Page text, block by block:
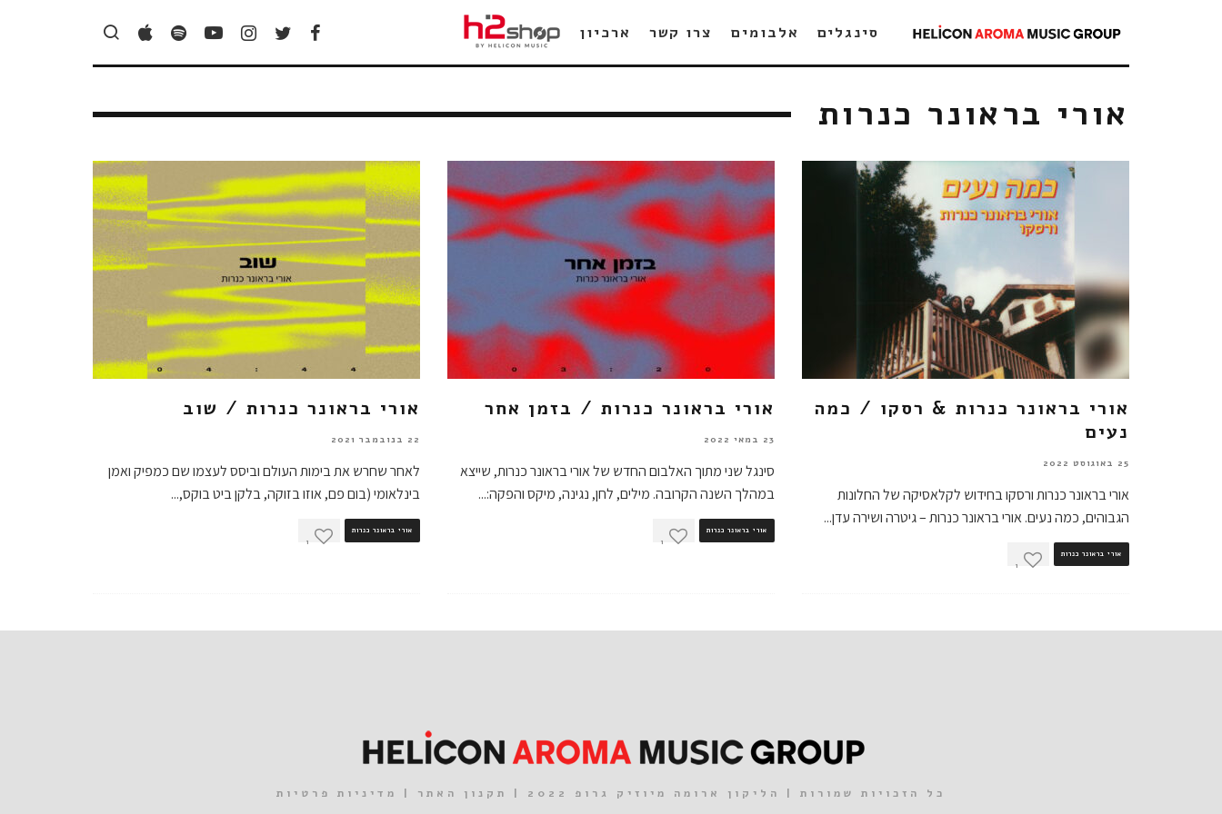
סינגלים אלבומים צרו קשר ארכיון
אורי בראונר כנרות
אורי בראונר כנרות & רסקו / כמה
נעים
25 באוגוסט 2022
אורי בראונר כנרות ורסקו בחידוש לקלאסיקה של החלונות
הגבוהים, כמה נעים. אורי בראונר כנרות – גיטרה ושירה עדן...
אורי בראונר כנרות
1
אורי בראונר כנרות / בזמן אחר
23 במאי 2022
סינגל שני מתוך האלבום החדש של אורי בראונר כנרות, שייצא
במהלך השנה הקרובה. מילים, לחן, נגינה, מיקס והפקה:...
אורי בראונר כנרות
1
אורי בראונר כנרות / שוב
22 בנובמבר 2021
לאחר שחרש את בימות העולם וביסס לעצמו שם כמפיק ואמן
בינלאומי (בום פם, אוזו בזוקה, בלקן ביט בוקס,...
אורי בראונר כנרות
1
כל הזכויות שמורות | הליקון ארומה מיוזיק גרופ 2022 | תקנון האתר | מדיניות פרטיות